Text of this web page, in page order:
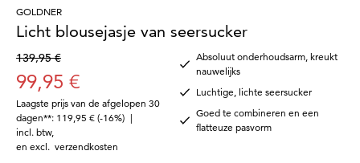
GOLDNER
Licht blousejasje van seersucker
139,95 €
99,95 €
Laagste prijs van de afgelopen 30
dagen**: 119,95 € (-16%) |
incl. btw,
en excl. verzendkosten
Absoluut onderhoudsarm, kreukt
nauwelijks
Luchtige, lichte seersucker
Goed te combineren en een
flatteuze pasvorm